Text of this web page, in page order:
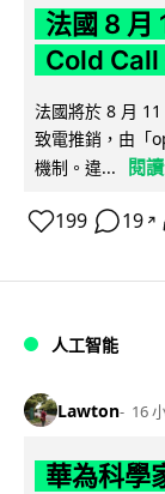
法國 8 月
Cold Call
法國將於 8 月
致電推銷，由「
機制。違...
閱
199 19 ↗
人工智能
Lawton 16
華為科學